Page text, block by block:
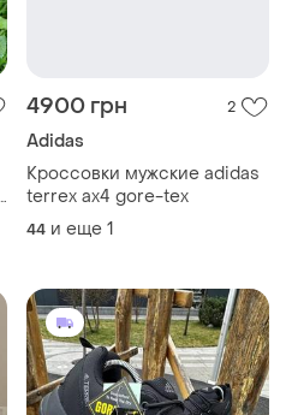
4900 грн 2
Adidas
Кроссовки мужские adidas
terrex ax4 gore-tex
44 и еще 1